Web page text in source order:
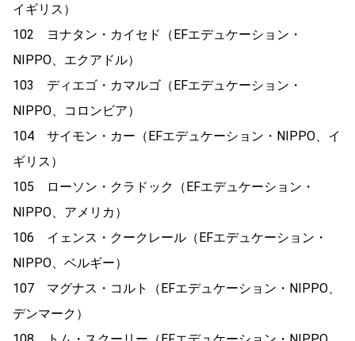
イギリス）
102 ヨナタン・カイセド（EFエデュケーション・
NIPPO、エクアドル）
103 ディエゴ・カマルゴ（EFエデュケーション・
NIPPO、コロンビア）
104 サイモン・カー（EFエデュケーション・NIPPO、イ
ギリス）
105 ローソン・クラドック（EFエデュケーション・
NIPPO、アメリカ）
106 イェンス・クークレール（EFエデュケーション・
NIPPO、ベルギー）
107 マグナス・コルト（EFエデュケーション・NIPPO、
デンマーク）